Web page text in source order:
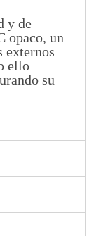
y de
opaco, un
externos
ello
su